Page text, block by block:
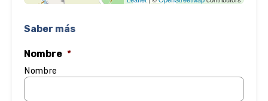
Saber más
Nombre *
Nombre